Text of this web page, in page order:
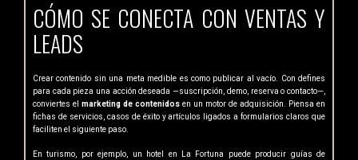
CÓMO SE CONECTA CON VENTAS Y
LEADS
Crear contenido sin una meta medible es como publicar al vacío. Con defines
para cada pieza una acción deseada —suscripción, demo, reserva o contacto—,
conviertes el marketing de contenidos en un motor de adquisición. Piensa en
fichas de servicios, casos de éxito y artículos ligados a formularios claros que
faciliten el siguiente paso.
En turismo, por ejemplo, un hotel en La Fortuna puede producir guías de